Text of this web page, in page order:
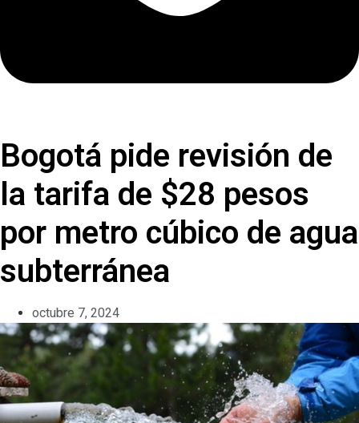
Bogotá pide revisión de
la tarifa de $28 pesos
por metro cúbico de agua
subterránea
octubre 7, 2024